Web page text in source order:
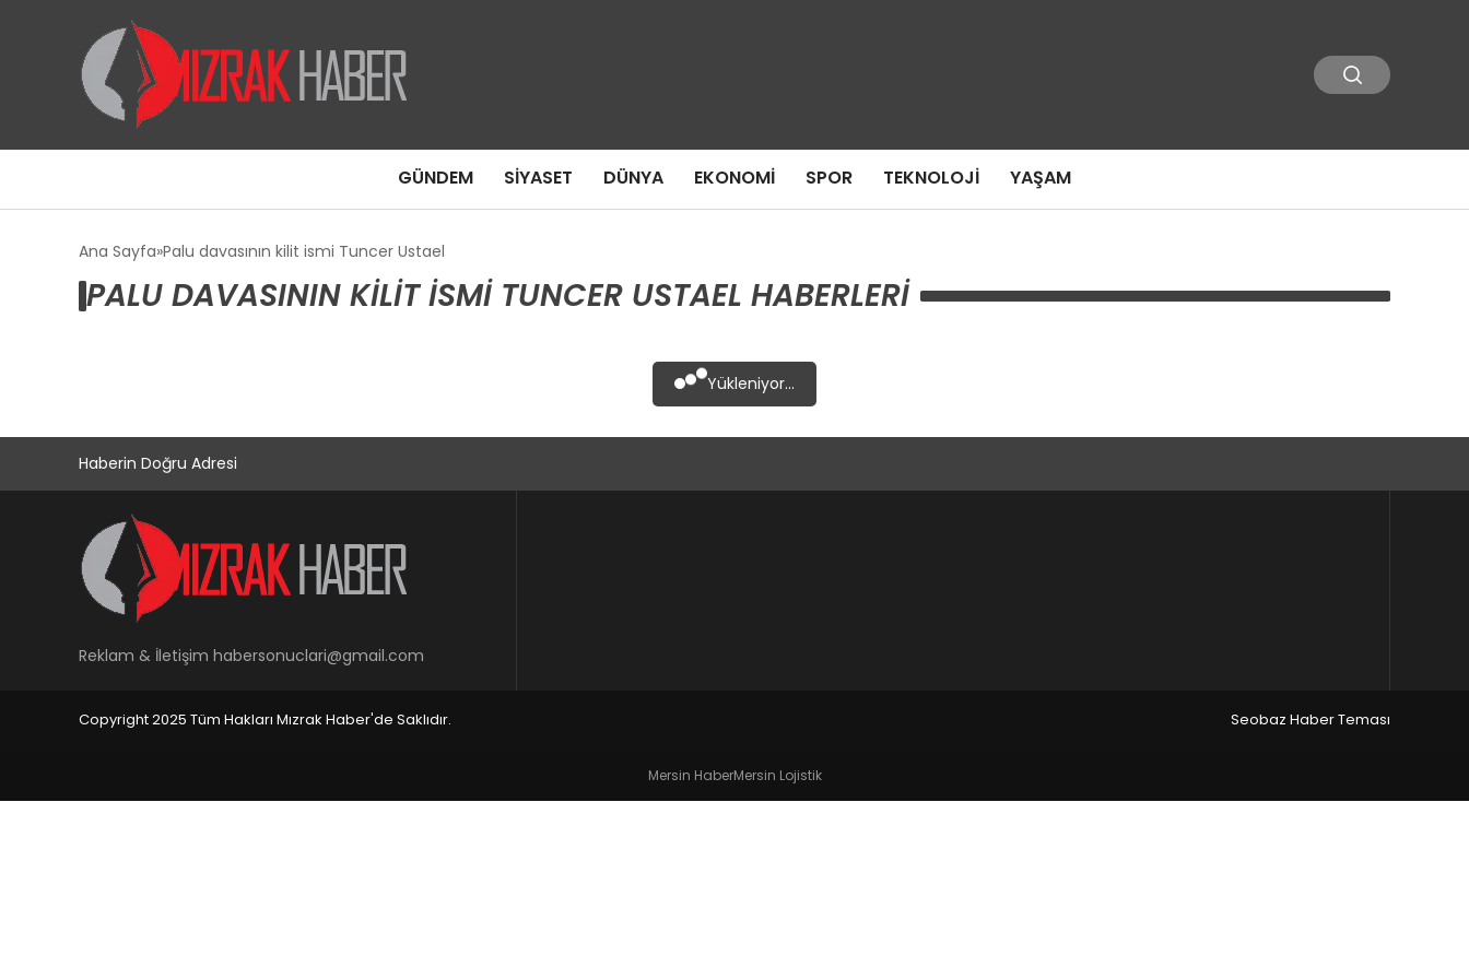
GÜNDEM SIYASET DÜNYA EKONOMI SPOR TEKNOLOJI YAŞAM
Ana Sayfa Palu davasının kilit ismi Tuncer Ustael
PALU DAVASININ KILIT ISMI TUNCER USTAEL HABERLERI
Yükleniyor...
Haberin Doğru Adresi
Reklam & İletişim habersonuclari@gmail.com
Copyright 2025 Tüm Hakları Mızrak Haber'de Saklıdır. Seobaz Haber Teması
Mersin HaberMersin Lojistik